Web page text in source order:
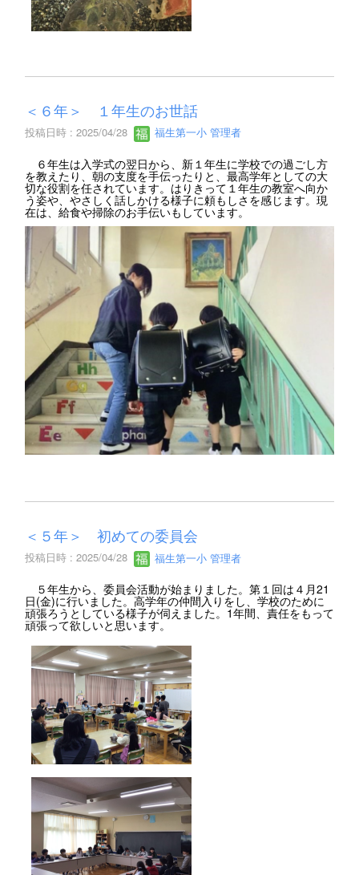
＜６年＞ １年生のお世話
投稿日時 : 2025/04/28 福生第一小 管理者
６年生は入学式の翌日から、新１年生に学校での過ごし方
を教えたり、朝の支度を手伝ったりと、最高学年としての大
切な役割を任されています。はりきって１年生の教室へ向か
う姿や、やさしく話しかける様子に頼もしさを感じます。現
在は、給食や掃除のお手伝いもしています。
＜５年＞ 初めての委員会
投稿日時 : 2025/04/28 福生第一小 管理者
５年生から、委員会活動が始まりました。第１回は４月21
日(金)に行いました。高学年の仲間入りをし、学校のために
頑張ろうとしている様子が伺えました。1年間、責任をもって
頑張って欲しいと思います。